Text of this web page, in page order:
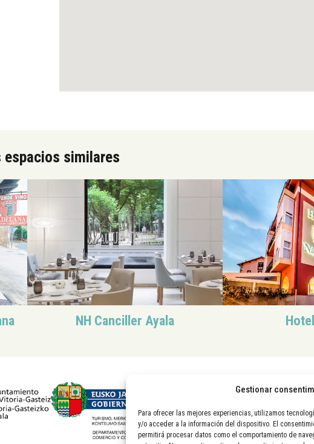
Gestionar
Para ofrecer las mejores experiencias, utilizamos
y/o acceder a la información del dispositivo. El
permitirá procesar datos como el comportamiento de
espacios similares
NH Canciller Ayala